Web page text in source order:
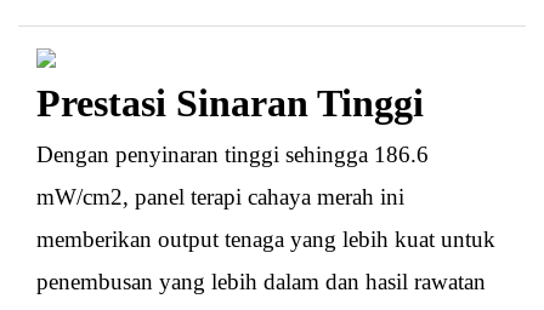
Prestasi Sinaran Tinggi
Dengan penyinaran tinggi sehingga 186.6
mW/cm2, panel terapi cahaya merah ini
memberikan output tenaga yang lebih kuat untuk
penembusan yang lebih dalam dan hasil rawatan